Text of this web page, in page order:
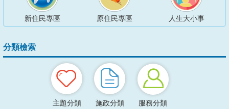
姓
文
化
新住民專區 原住民專區 人生大小事
分類檢索
主題分類 施政分類 服務分類